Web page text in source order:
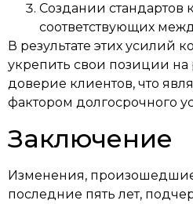
Создании стандартов
соответствующих
В результате этих усилий
укрепить свои позиции на
доверие клиентов, что
фактором долгосрочного
Заключение
Изменения,
последние пять лет,